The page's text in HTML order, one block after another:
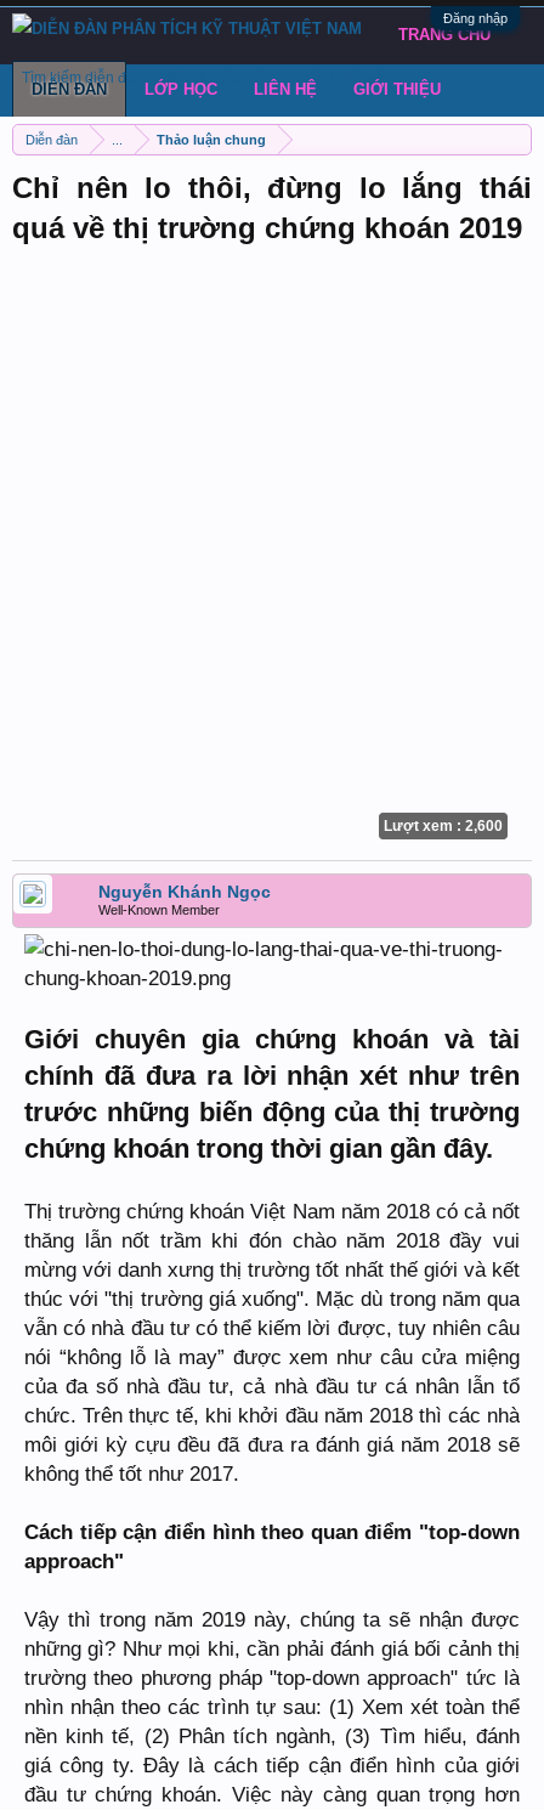
Đăng nhập
Diễn đàn Thảo luận chung
Chỉ nên lo thôi, đừng lo lắng thái
quá về thị trường chứng khoán 2019
Lượt xem : 2,600
Nguyễn Khánh Ngọc
Well-Known Member
Giới chuyên gia chứng khoán và tài
chính đã đưa ra lời nhận xét như trên
trước những biến động của thị trường
chứng khoán trong thời gian gần đây.
Thị trường chứng khoán Việt Nam năm 2018 có cả nốt
thăng lẫn nốt trầm khi đón chào năm 2018 đầy vui
mừng với danh xưng thị trường tốt nhất thế giới và kết
thúc với "thị trường giá xuống". Mặc dù trong năm qua
vẫn có nhà đầu tư có thể kiếm lời được, tuy nhiên câu
nói “không lỗ là may” được xem như câu cửa miệng
của đa số nhà đầu tư, cả nhà đầu tư cá nhân lẫn tổ
chức. Trên thực tế, khi khởi đầu năm 2018 thì các nhà
môi giới kỳ cựu đều đã đưa ra đánh giá năm 2018 sẽ
không thể tốt như 2017.
Cách tiếp cận điển hình theo quan điểm "top-down
approach"
Vậy thì trong năm 2019 này, chúng ta sẽ nhận được
những gì? Như mọi khi, cần phải đánh giá bối cảnh thị
trường theo phương pháp "top-down approach" tức là
nhìn nhận theo các trình tự sau: (1) Xem xét toàn thể
nền kinh tế, (2) Phân tích ngành, (3) Tìm hiểu, đánh
giá công ty. Đây là cách tiếp cận điển hình của giới
đầu tư chứng khoán. Việc này càng quan trọng hơn
TRANG CHỦ
DIỄN ĐÀN
Tìm kiếm diễn đàn Bài viết gần đây Đăng chủ đề
LỚP HỌC LIÊN HỆ GIỚI THIỆU